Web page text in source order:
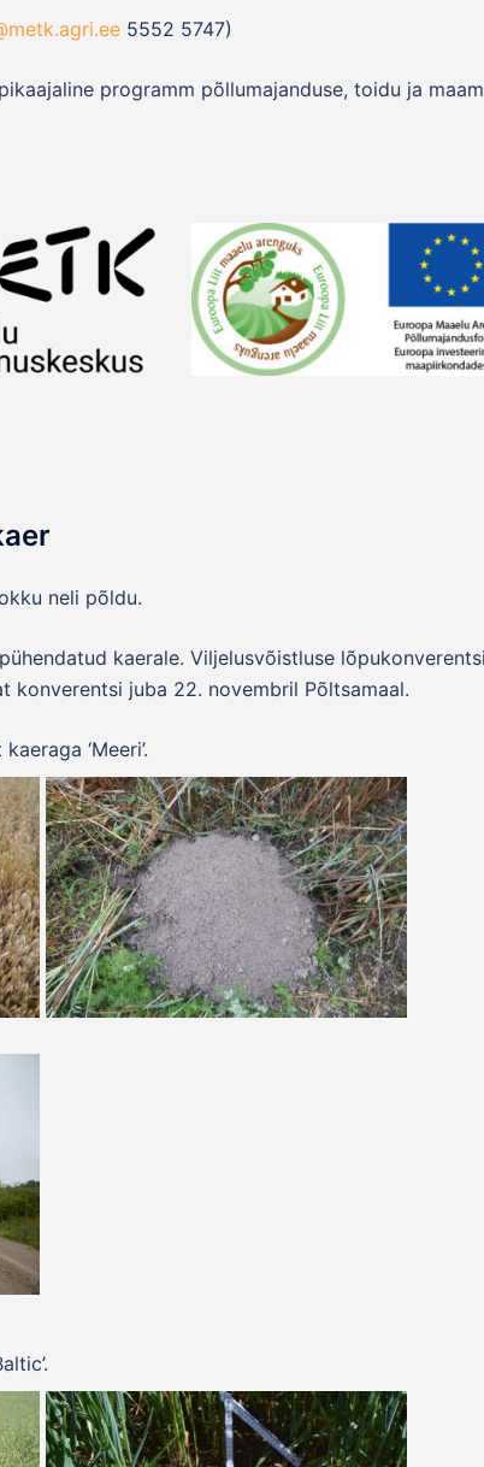
5552 5747)
programm põllumajanduse, toidu ja
neli põldu.
kaerale. Viljelusvõistluse
konverentsi juba 22. novembril Põltsamaal.
‘Meeri’.